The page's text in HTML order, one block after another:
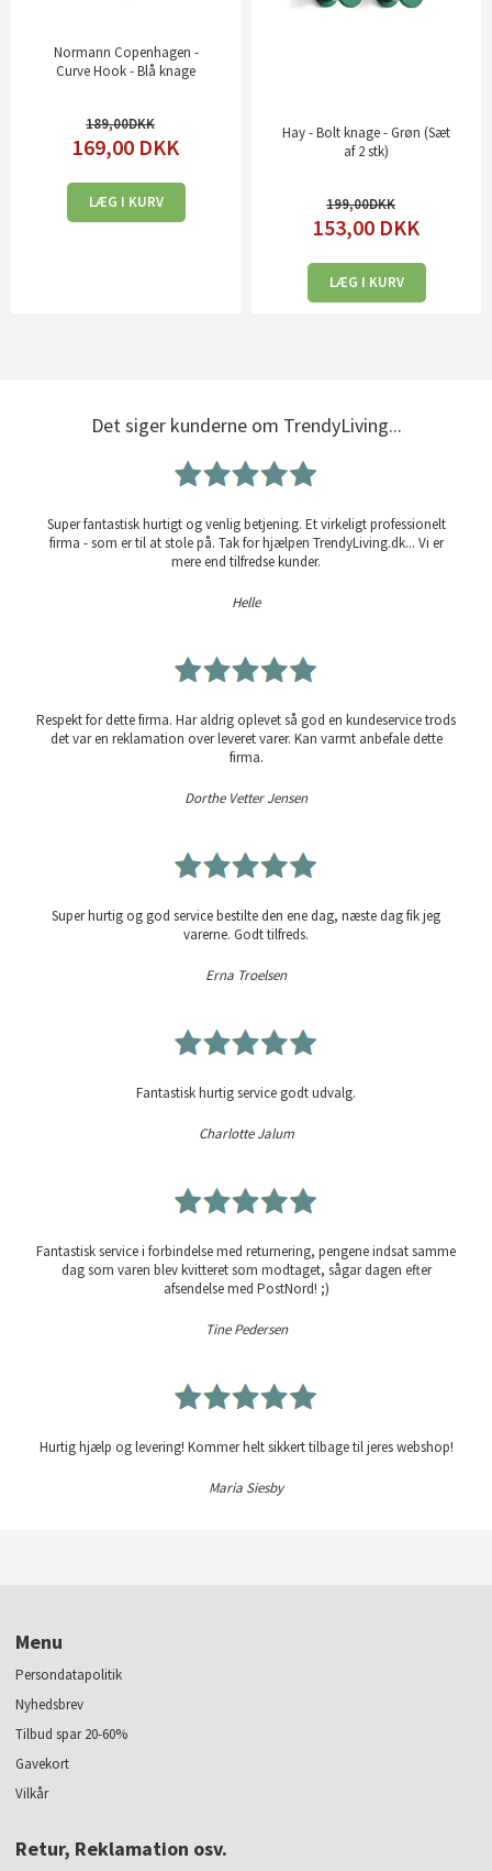
Normann Copenhagen -
Curve Hook - Blå knage
189,00
169,00 DKK
LÆG I KURV
Hay - Bolt knage - Grøn (Sæt
af 2 stk)
199,00
153,00 DKK
LÆG I KURV
Det siger kunderne om TrendyLiving...
Super fantastisk hurtigt og venlig betjening. Et virkeligt professionelt
firma - som er til at stole på. Tak for hjælpen TrendyLiving.dk... Vi er
mere end tilfredse kunder.
Helle
Respekt for dette firma. Har aldrig oplevet så god en kundeservice trods
det var en reklamation over leveret varer. Kan varmt anbefale dette
firma.
Dorthe Vetter Jensen
Super hurtig og god service bestilte den ene dag, næste dag fik jeg
varerne. Godt tilfreds.
Erna Troelsen
Fantastisk hurtig service godt udvalg.
Charlotte Jalum
Fantastisk service i forbindelse med returnering, pengene indsat samme
dag som varen blev kvitteret som modtaget, sågar dagen efter
afsendelse med PostNord! ;)
Tine Pedersen
Hurtig hjælp og levering! Kommer helt sikkert tilbage til jeres webshop!
Maria Siesby
Menu
Persondatapolitik
Nyhedsbrev
Tilbud spar 20-60%
Gavekort
Vilkår
Retur, Reklamation osv.